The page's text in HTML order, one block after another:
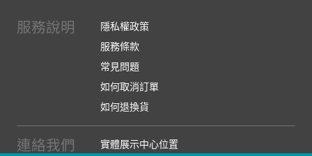
服務說明
隱私權政策
服務條款
常見問題
如何取消訂單
如何退換貨
連絡我們
實體展示中心位置